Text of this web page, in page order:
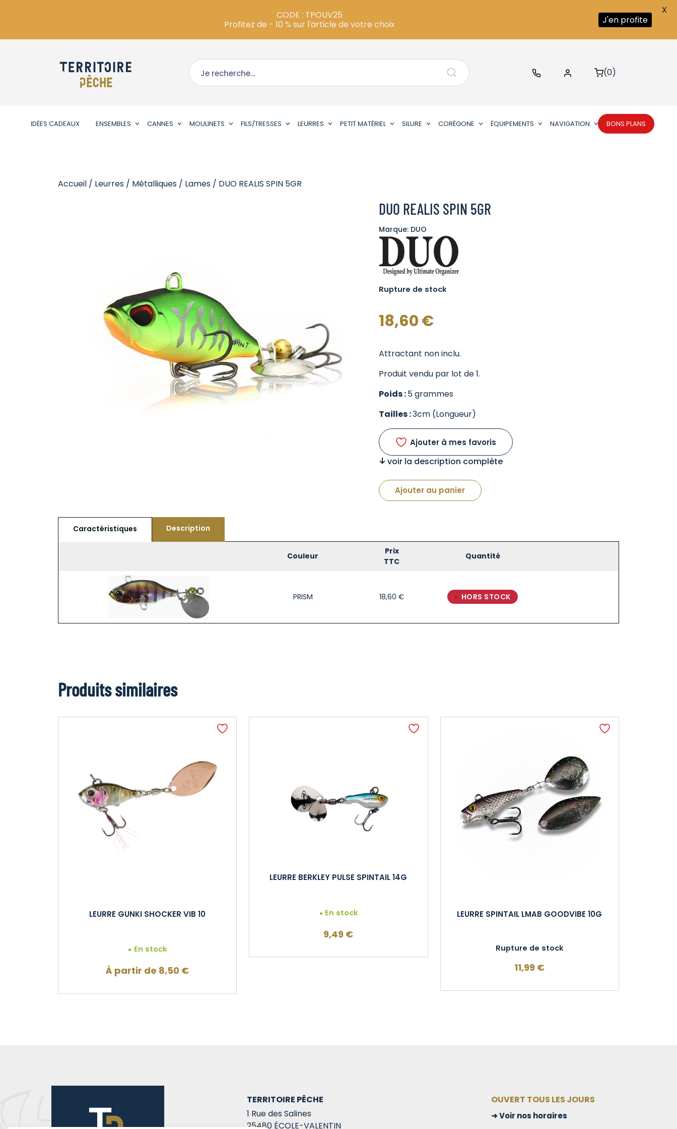
(0)
IDÉES CADEAUX ENSEMBLES CANNES MOULINETS FILS/TRESSES LEURRES PETIT MATÉRIEL SILURE CORÉGONE ÉQUIPEMENTS NAVIGATION BONS PLANS
Accueil / Leurres / Métalliques / Lames / DUO REALIS SPIN 5GR
DUO REALIS SPIN 5GR
Marque: DUO
Rupture de stock
18,60€
Attractant non inclu.
Produit vendu par lot de 1.
Poids :5 grammes
Tailles :3cm (Longueur)
Ajouter à mes favoris
voir la description complète
Ajouter au panier
Caractéristiques Description
Couleur
Prix
TTC
Quantité
PRISM 18,60 € HORS STOCK
Produits similaires
LEURRE GUNKI SHOCKER VIB 10
En stock
À partir de 8,50 €
LEURRE BERKLEY PULSE SPINTAIL 14G
En stock
9,49 €
LEURRE SPINTAIL LMAB GOODVIBE 10G
Rupture de stock
11,99 €
TERRITOIRE PÊCHE
1 Rue des Salines
25480 ÉCOLE-VALENTIN
OUVERT TOUS LES JOURS
Voir nos horaires
CODE : TPOUV25
Profitez de - 10 % sur l'article de votre choix
J'en profite
X